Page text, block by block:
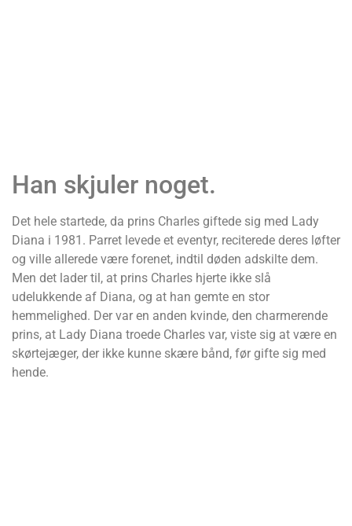
Han skjuler noget.
Det hele startede, da prins Charles giftede sig med Lady
Diana i 1981. Parret levede et eventyr, reciterede deres løfter
og ville allerede være forenet, indtil døden adskilte dem.
Men det lader til, at prins Charles hjerte ikke slå
udelukkende af Diana, og at han gemte en stor
hemmelighed. Der var en anden kvinde, den charmerende
prins, at Lady Diana troede Charles var, viste sig at være en
skørtejæger, der ikke kunne skære bånd, før gifte sig med
hende.